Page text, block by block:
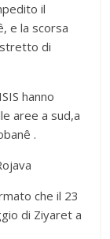
il
e la scorsa
di
hanno
aree a sud,a
.
che il 23
di Ziyaret a